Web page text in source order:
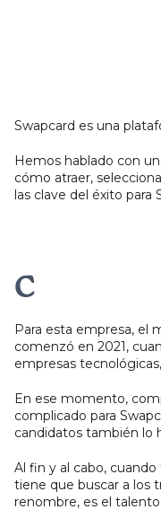
Swapcard es una
Hemos hablado con
cómo atraer,
las clave del éxito para
C
Para esta empresa, el
comenzó en 2021,
empresas
En ese momento,
complicado para
candidatos también lo
Al fin y al cabo,
tiene que buscar a los
renombre, es el